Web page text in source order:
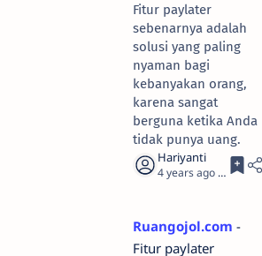
Fitur paylater
sebenarnya adalah
solusi yang paling
nyaman bagi
kebanyakan orang,
karena sangat
berguna ketika Anda
tidak punya uang.
4 years ago 2
Ruangojol.com -
Fitur paylater